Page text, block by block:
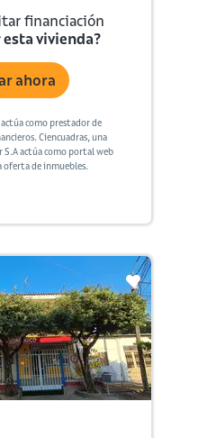
financiación
vivienda?
ahora
como prestador de
Ciencuadras, una
S.A actúa como portal web
de inmuebles.